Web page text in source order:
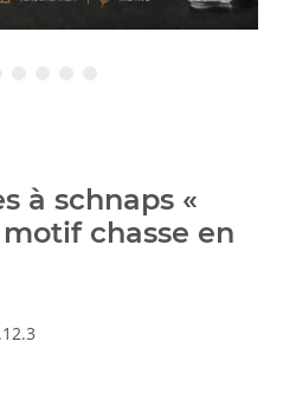
à schnaps «
chasse en